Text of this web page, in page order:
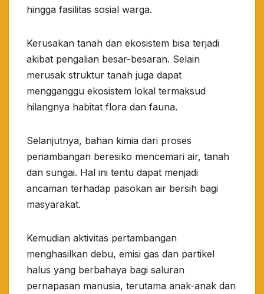
hingga fasilitas sosial warga.
Kerusakan tanah dan ekosistem bisa terjadi
akibat pengalian besar-besaran. Selain
merusak struktur tanah juga dapat
mengganggu ekosistem lokal termaksud
hilangnya habitat flora dan fauna.
Selanjutnya, bahan kimia dari proses
penambangan beresiko mencemari air, tanah
dan sungai. Hal ini tentu dapat menjadi
ancaman terhadap pasokan air bersih bagi
masyarakat.
Kemudian aktivitas pertambangan
menghasilkan debu, emisi gas dan partikel
halus yang berbahaya bagi saluran
pernapasan manusia, terutama anak-anak dan